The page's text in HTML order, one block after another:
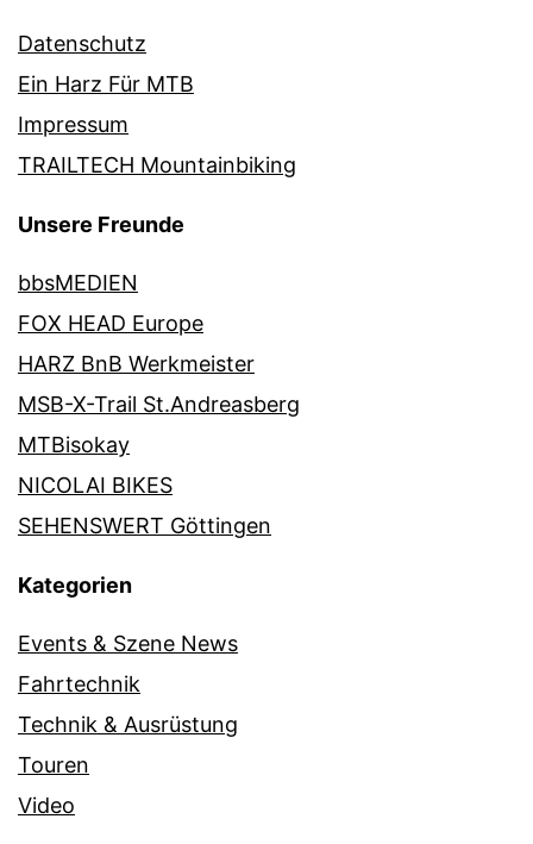
Datenschutz
Ein Harz Für MTB
Impressum
TRAILTECH Mountainbiking
Unsere Freunde
bbsMEDIEN
FOX HEAD Europe
HARZ BnB Werkmeister
MSB-X-Trail St.Andreasberg
MTBisokay
NICOLAI BIKES
SEHENSWERT Göttingen
Kategorien
Events & Szene News
Fahrtechnik
Technik & Ausrüstung
Touren
Video